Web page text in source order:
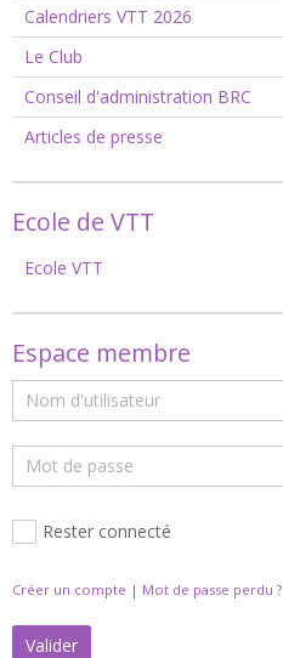
Calendriers VTT 2026
Le Club
Conseil d'administration BRC
Articles de presse
Ecole de VTT
Ecole VTT
Espace membre
Rester connecté
Créer un compte | Mot de passe perdu ?
Valider